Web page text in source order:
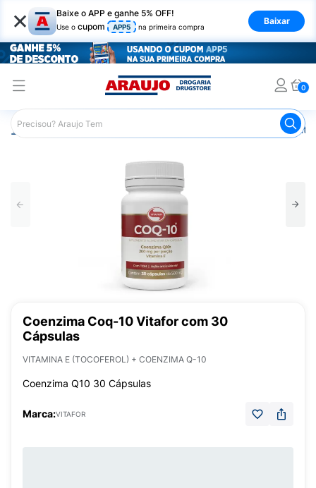
× Baixe o APP e ganhe 5% OFF!
Use o cupom APP5 na primeira compra
Baixar
0
Araujo Saúde e Bem Estar
Coenzima Coq-10 Vitafor com 30
Cápsulas
VITAMINA E (TOCOFEROL) + COENZIMA Q-10
Coenzima Q10 30 Cápsulas
Marca:VITAFOR